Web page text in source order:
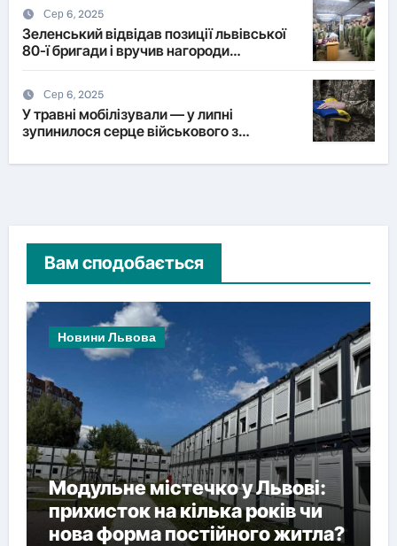
Сер 6, 2025
Зеленський відвідав позиції львівської
80-ї бригади і вручив нагороди
військовим
Сер 6, 2025
У травні мобілізували — у липні
зупинилося серце військового з
Вам сподобається
Новини Львова
Модульне містечко у Львові:
прихисток на кілька років чи
нова форма постійного житла?